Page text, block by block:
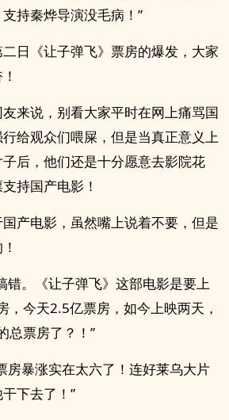
持秦烨导演没毛病！”
日《让子弹飞》票房的爆发，大家
来说，别看大家平时在网上痛骂国
给观众们喂屎，但是当真正意义上
后，他们还是十分愿意去影院花
持国产电影！
产电影，虽然嘴上说着不要，但是
错。《让子弹飞》这部电影是要上
，今天2.5亿票房，如今上映两天，
总票房了？！”
房暴涨实在太六了！连好莱乌大片
下去了！”